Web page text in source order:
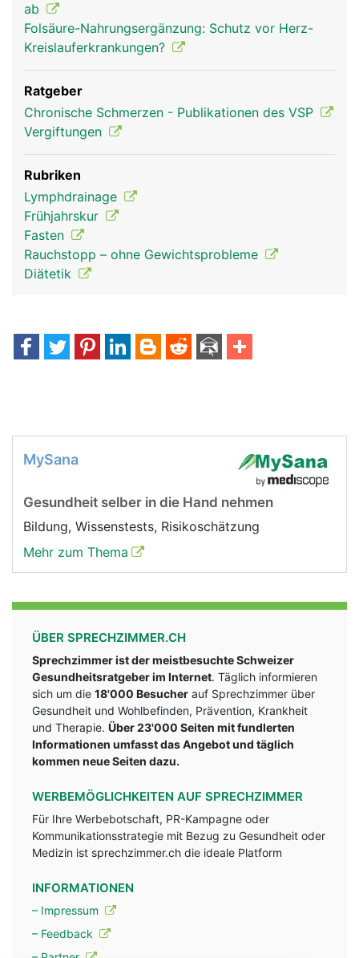
ab
Folsäure-Nahrungsergänzung: Schutz vor Herz-
Kreislauferkrankungen?
Ratgeber
Chronische Schmerzen - Publikationen des VSP
Vergiftungen
Rubriken
Lymphdrainage
Frühjahrskur
Fasten
Rauchstopp – ohne Gewichtsprobleme
Diätetik
MySana
Gesundheit selber in die Hand nehmen
Bildung, Wissenstests, Risikoschätzung
Mehr zum Thema
ÜBER SPRECHZIMMER.CH
Sprechzimmer ist der meistbesuchte Schweizer
Gesundheitsratgeber im Internet. Täglich informieren
sich um die 18'000 Besucher auf Sprechzimmer über
Gesundheit und Wohlbefinden, Prävention, Krankheit
und Therapie. Über 23'000 Seiten mit fundlerten
Informationen umfasst das Angebot und täglich
kommen neue Seiten dazu.
WERBEMÖGLICHKEITEN AUF SPRECHZIMMER
Für Ihre Werbebotschaft, PR-Kampagne oder
Kommunikationsstrategie mit Bezug zu Gesundheit oder
Medizin ist sprechzimmer.ch die ideale Platform
INFORMATIONEN
– Impressum
– Feedback